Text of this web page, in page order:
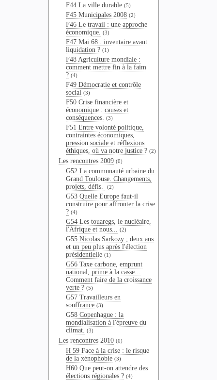
F44 La ville durable (5)
F45 Municipales 2008 (2)
F46 Le travail : une approche
économique. (3)
F47 Mai 68 : inventaire avant
liquidation ? (1)
F48 Agriculture mondiale :
comment mettre fin à la faim
? (4)
F49 Démocratie et contrôle
social (3)
F50 Crise financière et
économique : causes et
conséquences. (3)
F51 Entre volonté politique,
contraintes économiques,
pression sociale et réflexions
éthiques, où va notre justice ? (2)
Les rencontres 2009 (0)
G52 La communauté urbaine du
Grand Toulouse. Changements,
projets, défis.
(2)
G53 Quelle Europe faut-il
construire pour affronter la crise
? (4)
G54 Les touaregs, le nucléaire,
l'Afrique et nous... (2)
G55 Nicolas Sarkozy ; deux ans
et un peu plus après l'élection
présidentielle (1)
G56 Taxe carbone, emprunt
national, prime à la casse...
Comment faire de la croissance
verte ? (5)
G57 Travailleurs en
souffrance (3)
G58 Copenhague : la
mondialisation à l'épreuve du
climat. (3)
Les rencontres 2010 (0)
H 59 Face à la crise : le risque
de la xénophobie (3)
H60 Que peut-on attendre des
élections régionales ? (4)